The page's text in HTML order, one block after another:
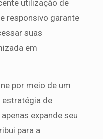
utilização de
responsivo garante
suas
em
por meio de um
estratégia de
expande seu
para a